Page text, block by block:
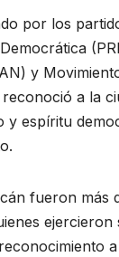
por los
y
a la
y espíritu
fueron más